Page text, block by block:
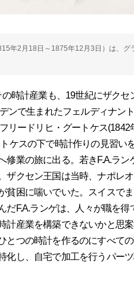
年2月18日～1875年12月3日）は、グ
時計産業も、19世紀にザクセ
ンで生まれたフェルディナン
リードリヒ・グートケス
ケスの下で時計作りの見習い
修業の旅に出る。若きF.A.ラ
ザクセン王国は当時、ナポレ
貧困に喘いでいた。スイスで
F.A.ランゲは、人々が職を得
計産業を構築できないかと思
とつの時計を作るのにすべて
化し、自宅で加工を行うパー